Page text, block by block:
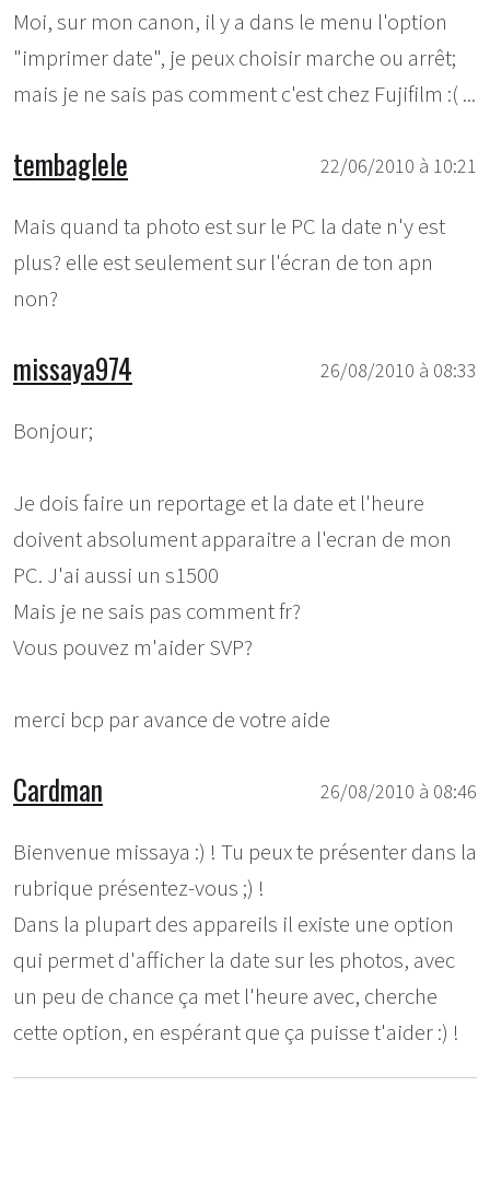
Moi, sur mon canon, il y a dans le menu l'option
"imprimer date", je peux choisir marche ou arrêt;
mais je ne sais pas comment c'est chez Fujifilm :( ...
22/06/2010 à 10:21
tembaglele
Mais quand ta photo est sur le PC la date n'y est
plus? elle est seulement sur l'écran de ton apn
non?
26/08/2010 à 08:33
missaya974
Bonjour;
Je dois faire un reportage et la date et l'heure
doivent absolument apparaitre a l'ecran de mon
PC. J'ai aussi un s1500
Mais je ne sais pas comment fr?
Vous pouvez m'aider SVP?
merci bcp par avance de votre aide
26/08/2010 à 08:46
Cardman
Bienvenue missaya :) ! Tu peux te présenter dans la
rubrique présentez-vous ;) !
Dans la plupart des appareils il existe une option
qui permet d'afficher la date sur les photos, avec
un peu de chance ça met l'heure avec, cherche
cette option, en espérant que ça puisse t'aider :) !